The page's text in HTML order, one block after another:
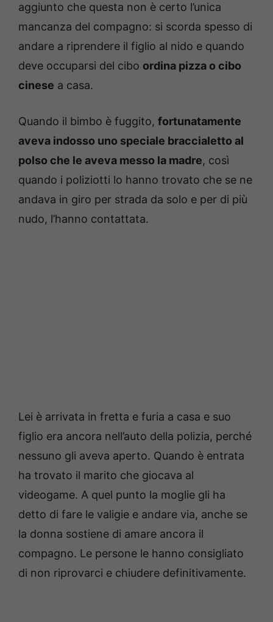
aggiunto che questa non è certo l’unica
mancanza del compagno: si scorda spesso di
andare a riprendere il figlio al nido e quando
deve occuparsi del cibo ordina pizza o cibo
cinese a casa.
Quando il bimbo è fuggito, fortunatamente
aveva indosso uno speciale braccialetto al
polso che le aveva messo la madre, così
quando i poliziotti lo hanno trovato che se ne
andava in giro per strada da solo e per di più
nudo, l’hanno contattata.
Lei è arrivata in fretta e furia a casa e suo
figlio era ancora nell’auto della polizia, perché
nessuno gli aveva aperto. Quando è entrata
ha trovato il marito che giocava al
videogame. A quel punto la moglie gli ha
detto di fare le valigie e andare via, anche se
la donna sostiene di amare ancora il
compagno. Le persone le hanno consigliato
di non riprovarci e chiudere definitivamente.